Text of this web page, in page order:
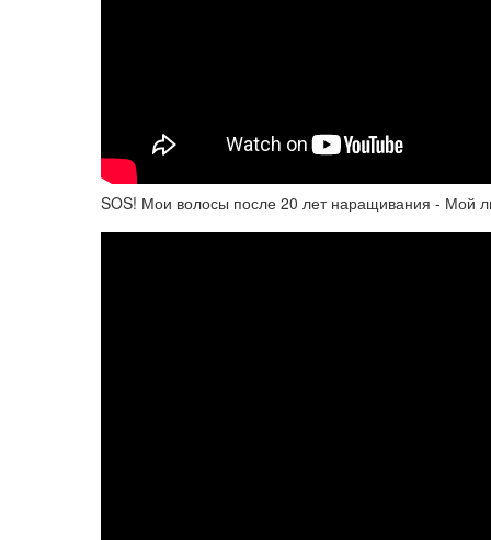
SOS! Мои волосы после 20 лет наращивания - Мой